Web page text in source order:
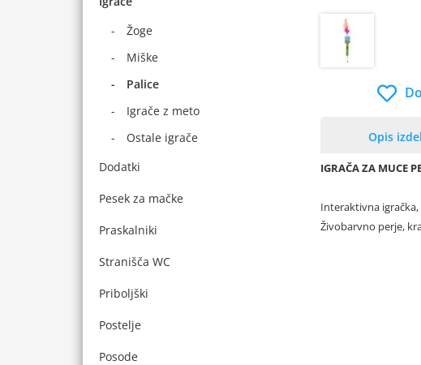
Žoge
Miške
Palice
Igrače z meto
Ostale igrače
Dodatki
Pesek za mačke
Praskalniki
Stranišča WC
Priboljški
Postelje
Posode
Opis
IGRAČA ZA MUCE
Interaktivna
Živobarvno perje,